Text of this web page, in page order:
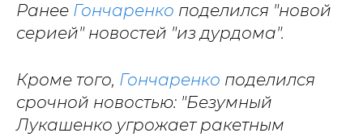
Ранее Гончаренко поделился "новой
серией" новостей "из дурдома".
Кроме того, Гончаренко поделился
срочной новостью: "Безумный
Лукашенко угрожает ракетным